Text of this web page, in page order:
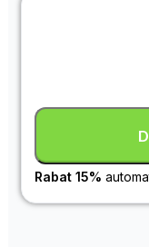
Rabat 15%